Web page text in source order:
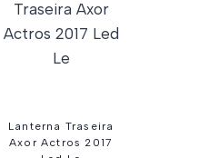
Lanterna Traseira
Axor Actros 2017